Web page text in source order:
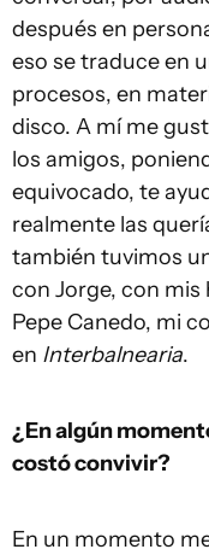
después en
eso se traduce en
procesos, en
disco. A mí me
los amigos,
equivocado, te
realmente las
también tuvimos
con Jorge, con mis
Pepe Canedo, mi
en Interbalnearia.
¿En algún
costó convivir?
En un momento